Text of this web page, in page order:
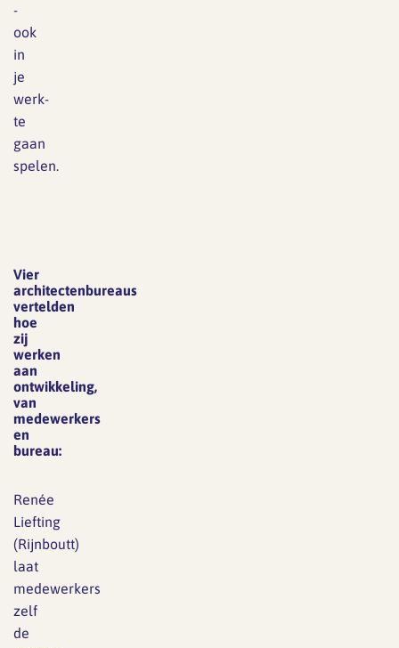
-
ook
in
je
werk-
te
gaan
spelen.
Vier
architectenbureaus
vertelden
hoe
zij
werken
aan
ontwikkeling,
van
medewerkers
en
bureau:
Renée
Liefting
(Rijnboutt)
laat
medewerkers
zelf
de